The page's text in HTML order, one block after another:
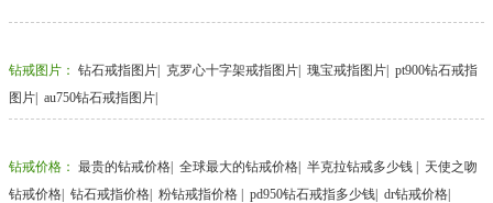
钻戒图片 ： 钻石戒指图片| 克罗心十字架戒指图片| 瑰宝戒指图片| pt900钻石戒指
图片| au750钻石戒指图片|
钻戒价格 ： 最贵的钻戒价格| 全球最大的钻戒价格| 半克拉钻戒多少钱 | 天使之吻
钻戒价格| 钻石戒指价格| 粉钻戒指价格 | pd950钻石戒指多少钱| dr钻戒价格|